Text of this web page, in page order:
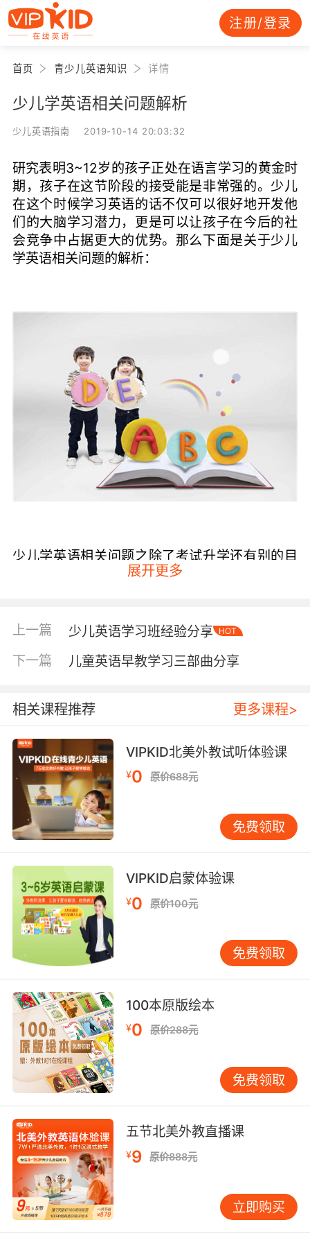
注册/登录
首页 青少儿英语知识 详情
少儿学英语相关问题解析
少儿英语指南 2019-10-14 20:03:32
研究表明3~12岁的孩子正处在语言学习的黄金时
期，孩子在这节阶段的接受能是非常强的。少儿
在这个时候学习英语的话不仅可以很好地开发他
们的大脑学习潜力，更是可以让孩子在今后的社
会竞争中占据更大的优势。那么下面是关于少儿
学英语相关问题的解析：
少儿学英语相关问题之除了考试升学还有别的目
了，可以更加自由地和世界进行对话，他们在自
己的人生道路选择上也会更加自由。少儿学好英
语也助于他们成长为一个内心自由、丰富并且具
好是以孩子自己的兴趣和爱好为导向让孩子的英
语学习就如同学习母语一样自然简单。要知道好
的绘本、读物不仅可以让孩子更好地学习英语，
更是可以扩大孩子的国际视野，还可以构建孩子
的格局和正确的价值观。
法可以吗？
其实对于大部分的孩子来说在幼儿和小学阶段，
他们学习英语就是要进行大量的听、大量的读，
让孩子的耳朵熟悉这门语言也能激发他们学习英
语的兴趣。尤其是孩子年龄小的时候他们有着学
习母语一样的学习英语的优势，也就是说单单靠
当然除了阅读之外单词也是要背诵的，英语学习
自然是离不开词汇量的支撑。在有了一定的基础
之上来学习语法知识，循序渐进、从易到难才是
学习英语的正确打开方式。
少儿学英语相关问题之如何进行习得式的英语学
习？
建议家长们可以引导孩子听原版的书，最好是孩
子感兴趣的故事书籍，也可以是一些有趣经典的
英文动画，无论是迪尼斯还是BBC的纪录片都可
以，它们都是学习英语的好素材。
展开更多
上一篇 少儿英语学习班经验分享 HOT
下一篇 儿童英语早教学习三部曲分享
相关课程推荐 更多课程>
VIPKID北美外教试听体验课
¥0 原价688元
免费领取
VIPKID启蒙体验课
¥0 原价100元
免费领取
100本原版绘本
¥0 原价288元
免费领取
五节北美外教直播课
¥9 原价888元
立即购买